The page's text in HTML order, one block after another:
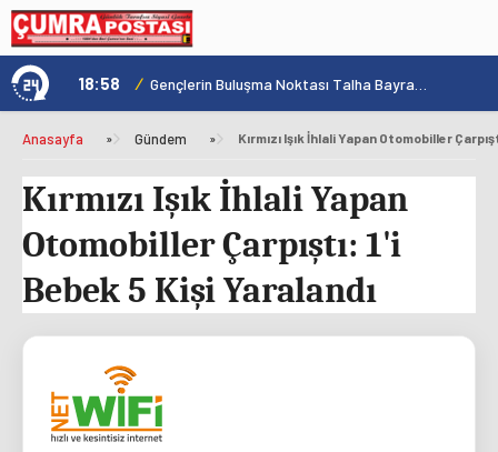
Konya'nın Zengin Mutfağı GastroFest'te Tanıtılacak 18:58 /
Anasayfa » Gündem » Kırmızı Işık İhlali Yapan Otomobiller
Kırmızı Işık İhlali Yapan
Otomobiller Çarpıştı: 1'i
Bebek 5 Kişi Yaralandı